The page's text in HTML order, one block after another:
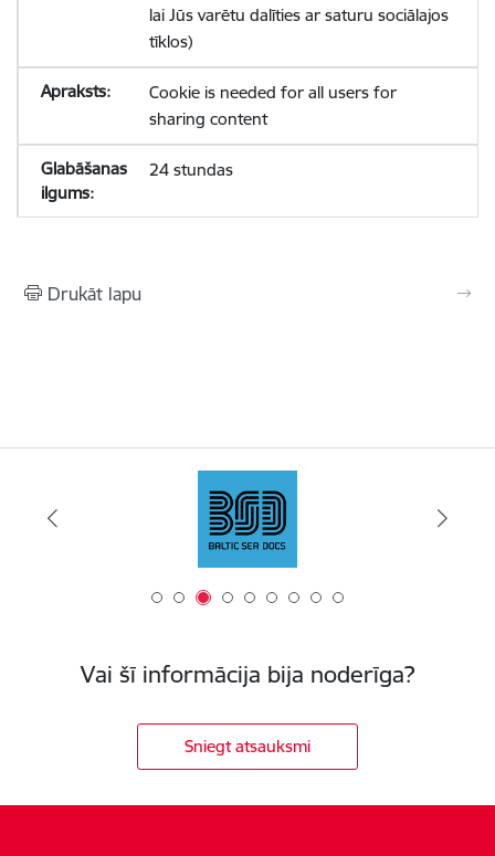
lai Jūs varētu dalīties ar saturu sociālajos
tīklos)
Cookie is needed for all users for
sharing content
24 stundas
Drukāt lapu
Vai šī informācija bija noderīga?
Sniegt atsauksmi